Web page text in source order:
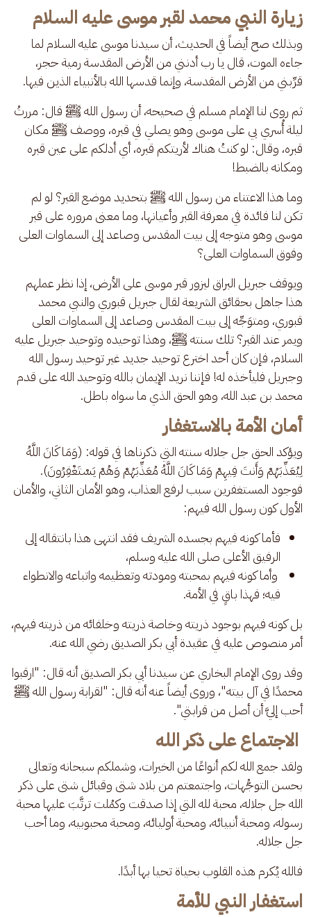
زيارة النبي محمد لقبر موسى عليه السلام
وبذلك صح أيضاً في الحديث، أن سيدنا موسى عليه السلام لما
جاءه الموت، قال يا رب أدنني من الأرض المقدسة رمية حجر،
قرِّبني من الأرض المقدسة، وإنما قدسها الله بالأنبياء الذين فيها.
ثم روى لنا الإمام مسلم في صحيحه، أن رسول الله ﷺ قال: مررتُ
ليلة أُسري بي على موسى وهو يصلي في قبره، ووصف ﷺ مكان
قبره، وقال: لو كنتُ هناك لأريتكم قبره، أي أدلكم على عين قبره
ومكانه بالضبط!
وما هذا الاعتناء من رسول الله ﷺ بتحديد موضع القبر؟ لو لم
تكن لنا فائدة في معرفة القبر وأعيانها، وما معنى مروره على قبر
موسى وهو متوجه إلى بيت المقدس وصاعد إلى السماوات العلى
وفوق السماوات العلى؟
ويوقف جبريل البراق ليزور قبر موسى على الأرض، إذا نظر عملهم
هذا جاهل بحقائق الشريعة لقال جبريل قبوري والنبي محمد
قبوري، ومتوَجِّه إلى بيت المقدس وصاعد إلى السماوات العلى
ويمر عند القبر؟ تلك سنته ﷺ، وهذا توحيده وتوحيد جبريل عليه
السلام، فإن كان أحد اخترع توحيد جديد غير توحيد رسول الله
وجبريل فليأخذه له! فإننا نريد الإيمان بالله وتوحيد الله على قدم
محمد بن عبد الله، وهو الحق الذي ما سواه باطل.
أمان الأمة بالاستغفار
ويؤكد الحق جل جلاله سنته التي ذكرناها في قوله: (وَمَا كَانَ اللَّهُ
لِيُعَذِّبَهُمْ وَأَنتَ فِيهِمْ وَمَا كَانَ اللَّهُ مُعَذِّبَهُمْ وَهُمْ يَسْتَغْفِرُونَ).
فوجود المستغفرين سبب لرفع العذاب، وهو الأمان الثاني، والأمان
الأول كون رسول الله فيهم:
فأما كونه فيهم بجسده الشريف فقد انتهى هذا بانتقاله إلى
الرفيق الأعلى صلى الله عليه وسلم،
وأما كونه فيهم بمحبته ومودته وتعظيمه واتباعه والانطواء
فيه؛ فهذا باقٍ في الأمة.
بل كونه فيهم بوجود ذريته وخاصة ذريته وخلفائه من ذريته فيهم،
أمر منصوص عليه في عقيدة أبي بكر الصديق رضي الله عنه.
وقد روى الإمام البخاري عن سيدنا أبي بكر الصديق أنه قال: "ارقبوا
محمدًا في آل بيته"، وروى أيضاً عنه أنه قال: "لقرابة رسول الله ﷺ
أحب إليَّ أن أصل من قرابتي".
الاجتماع على ذكر الله
ولقد جمع الله لكم أنواعًا من الخيرات، وشملكم سبحانه وتعالى
بحسن التوجُّهات، واجتمعتم من بلاد شتى وقبائل شتى على ذكر
الله جل جلاله، محبة لله التي إذا صدقت وكمُلت ترتَّبَ عليها محبة
رسوله، ومحبة أنبيائه، ومحبة أوليائه، ومحبة محبوبيه، وما أحب
جل جلاله.
فالله يُكرم هذه القلوب بحياة تحيا بها أبدًا.
استغفار النبي للأمة